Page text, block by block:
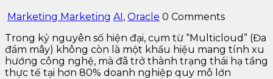
Marketing Marketing AI , Oracle 0 Comments
Trong kỷ nguyên số hiện đại, cụm từ “Multicloud” (Đa
đám mây) không còn là một khẩu hiệu mang tính xu
hướng công nghệ, mà đã trở thành trạng thái hạ tầng
thực tế tại hơn 80% doanh nghiệp quy mô lớn